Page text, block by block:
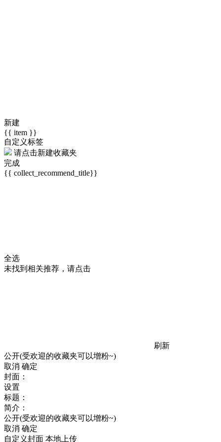
新建
{{ item }}
自定义标签
请点击新建收藏夹
完成
{{ collect_recommend_title}}
全选
未找到相关推荐，请点击
刷新
公开(受欢迎的收藏夹可以增粉~)
取消 确定
封面：
设置
标题：
简介：
公开(受欢迎的收藏夹可以增粉~)
取消 确定
自定义封面 本地上传